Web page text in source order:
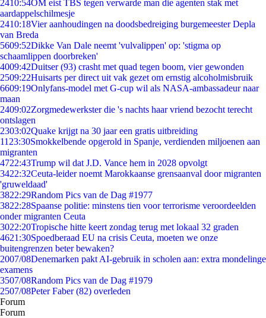
2410:54OM eist TBS tegen verwarde man die agenten stak met
aardappelschilmesje
2410:18Vier aanhoudingen na doodsbedreiging burgemeester Depla
van Breda
5609:52Dikke Van Dale neemt 'vulvalippen' op: 'stigma op
schaamlippen doorbreken'
4009:42Duitser (93) crasht met quad tegen boom, vier gewonden
2509:22Huisarts per direct uit vak gezet om ernstig alcoholmisbruik
6609:19Onlyfans-model met G-cup wil als NASA-ambassadeur naar
maan
2409:02Zorgmedewerkster die 's nachts haar vriend bezocht terecht
ontslagen
2303:02Quake krijgt na 30 jaar een gratis uitbreiding
11 23:30Smokkelbende opgerold in Spanje, verdienden miljoenen aan
migranten
4722:43Trump wil dat J.D. Vance hem in 2028 opvolgt
3422:32Ceuta-leider noemt Marokkaanse grensaanval door migranten
'gruweldaad'
3822:29Random Pics van de Dag #1977
3822:28Spaanse politie: minstens tien voor terrorisme veroordeelden
onder migranten Ceuta
3022:20Tropische hitte keert zondag terug met lokaal 32 graden
4621:30Spoedberaad EU na crisis Ceuta, moeten we onze
buitengrenzen beter bewaken?
2007/08Denemarken pakt AI-gebruik in scholen aan: extra mondelinge
examens
3507/08Random Pics van de Dag #1979
2507/08Peter Faber (82) overleden
Forum
Forum